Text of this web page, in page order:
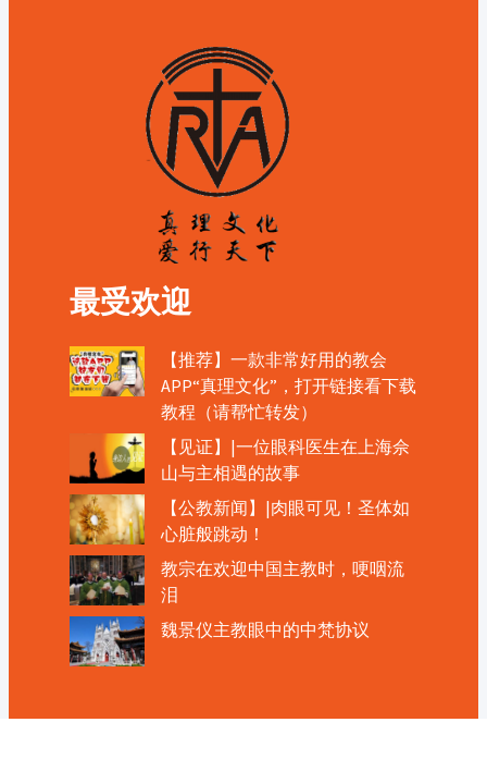
最受欢迎
【推荐】一款非常好用的教会
APP“真理文化”，打开链接看下载
教程（请帮忙转发）
【见证】|一位眼科医生在上海佘
山与主相遇的故事
【公教新闻】|肉眼可见！圣体如
心脏般跳动！
教宗在欢迎中国主教时，哽咽流
泪
魏景仪主教眼中的中梵协议